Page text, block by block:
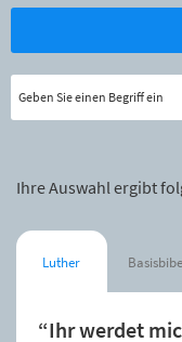
Ihre Auswahl ergibt
Luther
“Ihr werdet